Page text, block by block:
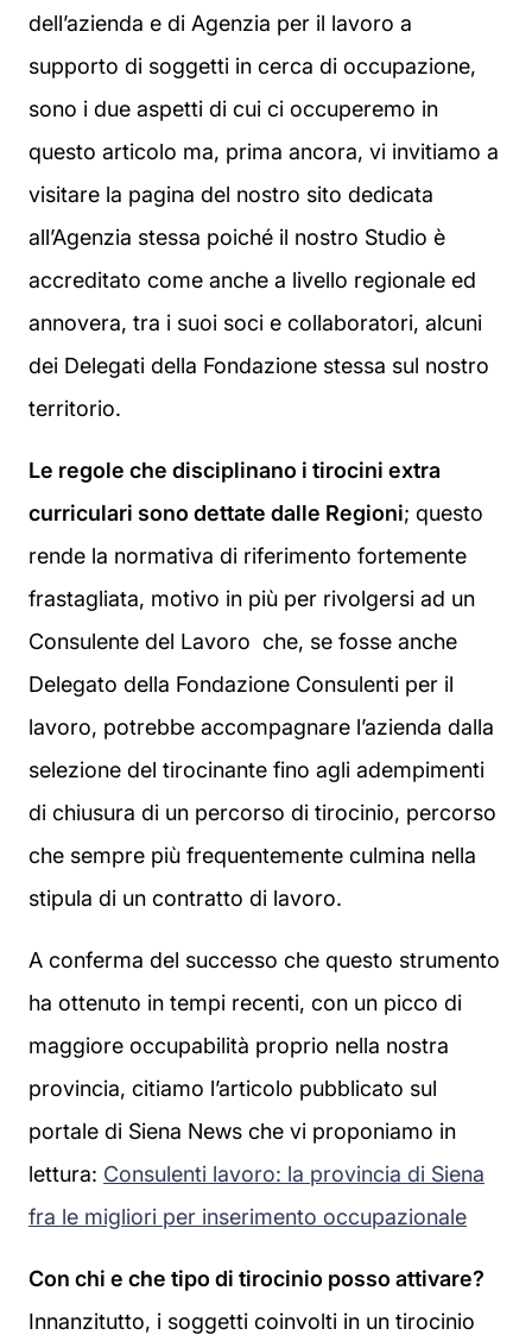
dell’azienda e di Agenzia per il lavoro a
supporto di soggetti in cerca di occupazione,
sono i due aspetti di cui ci occuperemo in
questo articolo ma, prima ancora, vi invitiamo a
visitare la pagina del nostro sito dedicata
all’Agenzia stessa poiché il nostro Studio è
accreditato come anche a livello regionale ed
annovera, tra i suoi soci e collaboratori, alcuni
dei Delegati della Fondazione stessa sul nostro
territorio.
Le regole che disciplinano i tirocini extra
curriculari sono dettate dalle Regioni; questo
rende la normativa di riferimento fortemente
frastagliata, motivo in più per rivolgersi ad un
Consulente del Lavoro che, se fosse anche
Delegato della Fondazione Consulenti per il
lavoro, potrebbe accompagnare l’azienda dalla
selezione del tirocinante fino agli adempimenti
di chiusura di un percorso di tirocinio, percorso
che sempre più frequentemente culmina nella
stipula di un contratto di lavoro.
A conferma del successo che questo strumento
ha ottenuto in tempi recenti, con un picco di
maggiore occupabilità proprio nella nostra
provincia, citiamo l’articolo pubblicato sul
portale di Siena News che vi proponiamo in
lettura: Consulenti lavoro: la provincia di Siena
fra le migliori per inserimento occupazionale
Con chi e che tipo di tirocinio posso attivare?
Innanzitutto, i soggetti coinvolti in un tirocinio